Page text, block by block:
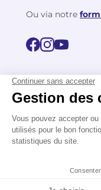
Ou via notre
FR
EN
Politique de
Mentions légales
© 2026 Billaudot